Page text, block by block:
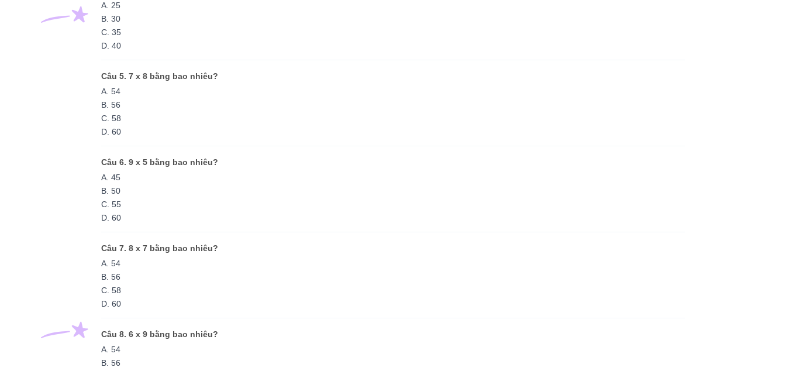
A. 25
B. 30
C. 35
D. 40
Câu 5. 7 x 8 bằng bao nhiêu?
A. 54
B. 56
C. 58
D. 60
Câu 6. 9 x 5 bằng bao nhiêu?
A. 45
B. 50
C. 55
D. 60
Câu 7. 8 x 7 bằng bao nhiêu?
A. 54
B. 56
C. 58
D. 60
Câu 8. 6 x 9 bằng bao nhiêu?
A. 54
B. 56